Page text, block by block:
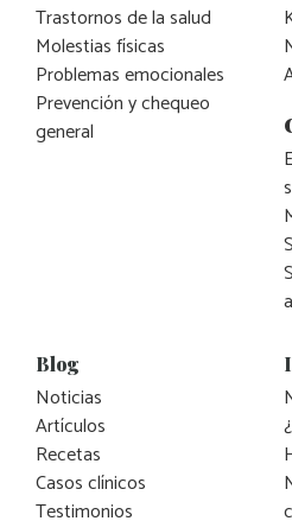
Trastornos de la salud
Molestias físicas
Problemas emocionales
Prevención y chequeo
general
Blog
Noticias
Artículos
Recetas
Casos clínicos
Testimonios